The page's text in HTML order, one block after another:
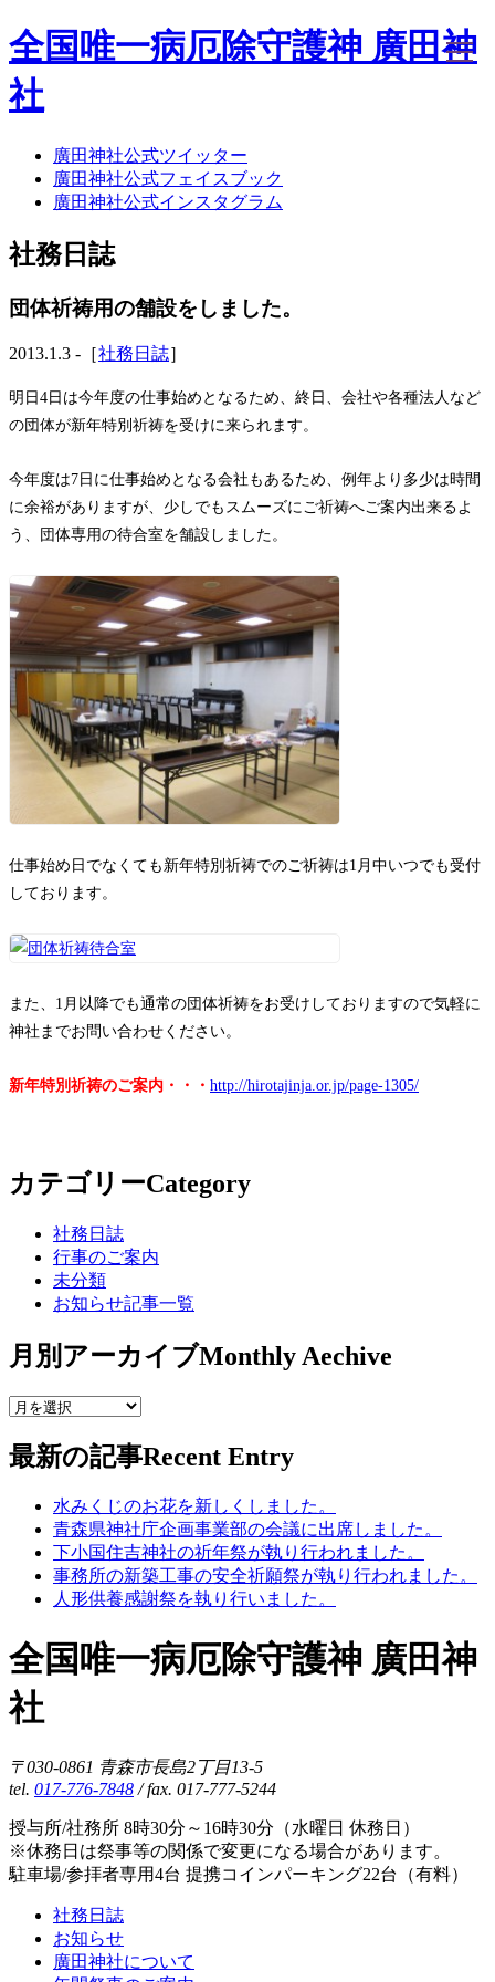
全国唯一病厄除守護神 廣田神
社
ホーム
社務日誌
お知らせ
年間祭事のご案内
お願いごと
神前結婚式
ご相談
八甲田山神社
海葬
奉祝記念事業
お問い合わせ
廣田神社公式ツイッター
廣田神社公式フェイスブック
廣田神社公式インスタグラム
社務日誌
団体祈祷用の舗設をしました。
2013.1.3 -［社務日誌］
明日4日は今年度の仕事始めとなるため、終日、会社や各種法人など
の団体が新年特別祈祷を受けに来られます。
今年度は7日に仕事始めとなる会社もあるため、例年より多少は時間
に余裕がありますが、少しでもスムーズにご祈祷へご案内出来るよ
う、団体専用の待合室を舗設しました。
仕事始め日でなくても新年特別祈祷でのご祈祷は1月中いつでも受付
しております。
また、1月以降でも通常の団体祈祷をお受けしておりますので気軽に
神社までお問い合わせください。
新年特別祈祷のご案内・・・ http://hirotajinja.or.jp/page-1305/
カテゴリーCategory
社務日誌
行事のご案内
未分類
お知らせ記事一覧
月別アーカイブMonthly Aechive
最新の記事Recent Entry
水みくじのお花を新しくしました。
青森県神社庁企画事業部の会議に出席しました。
下小国住吉神社の祈年祭が執り行われました。
事務所の新築工事の安全祈願祭が執り行われました。
人形供養感謝祭を執り行いました。
全国唯一病厄除守護神 廣田神
社
〒030-0861 青森市長島2丁目13-5
tel. 017-776-7848 / fax. 017-777-5244
授与所/社務所 8時30分～16時30分（水曜日 休務日）
※休務日は祭事等の関係で変更になる場合があります。
駐車場/参拝者専用4台 提携コインパーキング22台（有料）
社務日誌
お知らせ
廣田神社について